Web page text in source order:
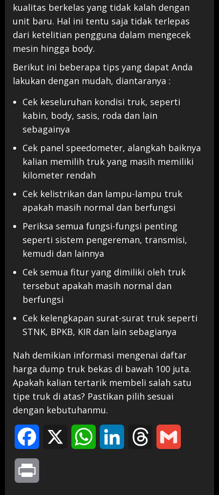
kualitas berkelas yang tidak kalah dengan
unit baru. Hal ini tentu saja tidak terlepas
dari ketelitian pengguna dalam mengecek
mesin hingga body.
Berikut ini beberapa tips yang dapat Anda
lakukan dengan mudah, diantaranya :
Cek keseluruhan kondisi truk, seperti
kabin, body, sasis, roda dan lain
sebagainya
Cek panel speedometer, alangkah baiknya
kalian memilih truk yang masih memiliki
kilometer rendah
Cek kelistrikan dan lampu-lampu truk
apakah masih normal dan berfungsi
Periksa semua fungsi-fungsi penting
seperti sistem pengereman, transmisi,
kemudi dan lainnya
Cek semua fitur yang dimiliki oleh truk
tersebut apakah masih normal dan
berfungsi
Cek kelengkapan surat-surat truk seperti
STNK, BPKB, KIR dan lain sebagianya
Nah demikian informasi mengenai daftar
harga dump truk bekas di bawah 100 juta.
Apakah kalian tertarik membeli salah satu
tipe truk di atas? Pastikan pilih sesuai
dengan kebutuhanmu.
Facebook WhatsAppLinkedIn Threads